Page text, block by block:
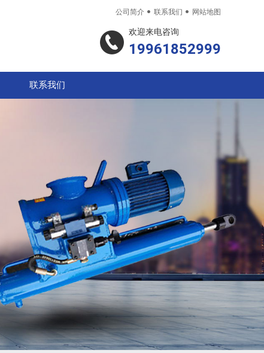
公司简介  联系我们  网站地图
欢迎来电咨询
19961852999
联系我们